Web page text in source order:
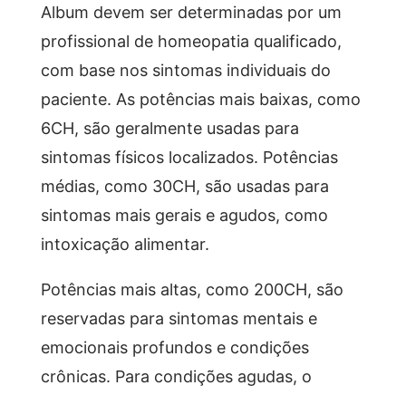
Album devem ser determinadas por um
profissional de homeopatia qualificado,
com base nos sintomas individuais do
paciente. As potências mais baixas, como
6CH, são geralmente usadas para
sintomas físicos localizados. Potências
médias, como 30CH, são usadas para
sintomas mais gerais e agudos, como
intoxicação alimentar.
Potências mais altas, como 200CH, são
reservadas para sintomas mentais e
emocionais profundos e condições
crônicas. Para condições agudas, o